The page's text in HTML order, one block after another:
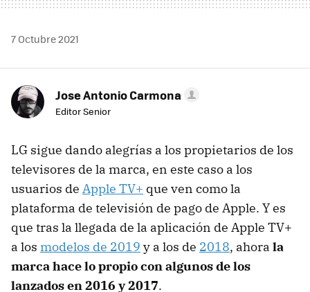
7 Octubre 2021
Jose Antonio Carmona
Editor Senior
LG sigue dando alegrías a los propietarios de los
televisores de la marca, en este caso a los
usuarios de Apple TV+ que ven como la
plataforma de televisión de pago de Apple. Y es
que tras la llegada de la aplicación de Apple TV+
a los modelos de 2019 y a los de 2018, ahora la
marca hace lo propio con algunos de los
lanzados en 2016 y 2017.